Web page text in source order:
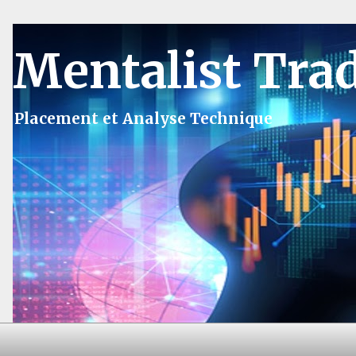
Mentalist
Placement et Analyse Technique